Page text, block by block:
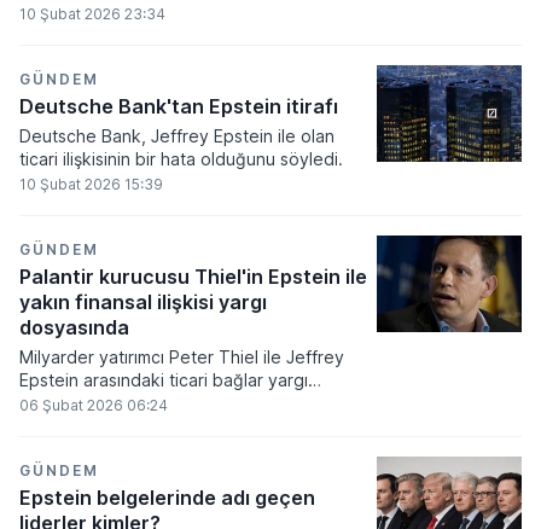
suçlamasıyla yargılanırken hapishanede ölü
üzerine siyasi bir krizle karşı karşıya kaldı.
ABD Adalet Bakanlığı tarafından paylaşılan
belgeler, Lutnick'in Epstein ile olan
iletişiminin 2018 yılına kadar sürdüğünü
ortaya koyarken, bu durum hem Demokrat
hem de Cumhuriyetçi cepheden sert
10 Şubat 2026 23:34
GÜNDEM
Deutsche Bank'tan Epstein itirafı
Deutsche Bank, Jeffrey Epstein ile olan
ticari ilişkisinin bir hata olduğunu söyledi.
10 Şubat 2026 15:39
GÜNDEM
Palantir kurucusu Thiel'in Epstein ile
yakın finansal ilişkisi yargı
dosyasında
Milyarder yatırımcı Peter Thiel ile Jeffrey
Epstein arasındaki ticari bağlar yargı
dosyalarına yansıdı
06 Şubat 2026 06:24
GÜNDEM
Epstein belgelerinde adı geçen
liderler kimler?